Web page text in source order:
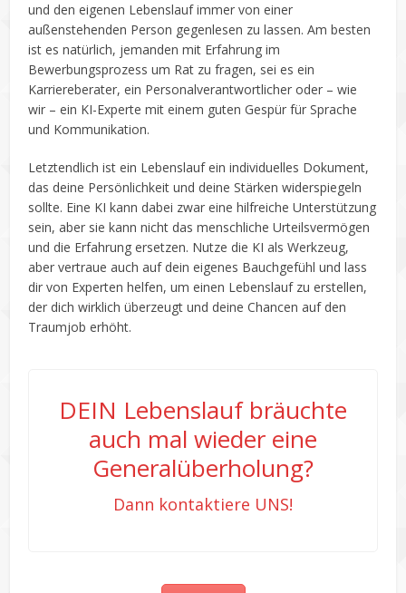
und den eigenen Lebenslauf immer von einer
außenstehenden Person gegenlesen zu lassen. Am besten
ist es natürlich, jemanden mit Erfahrung im
Bewerbungsprozess um Rat zu fragen, sei es ein
Karriereberater, ein Personalverantwortlicher oder – wie
wir – ein KI-Experte mit einem guten Gespür für Sprache
und Kommunikation.
Letztendlich ist ein Lebenslauf ein individuelles Dokument,
das deine Persönlichkeit und deine Stärken widerspiegeln
sollte. Eine KI kann dabei zwar eine hilfreiche Unterstützung
sein, aber sie kann nicht das menschliche Urteilsvermögen
und die Erfahrung ersetzen. Nutze die KI als Werkzeug,
aber vertraue auch auf dein eigenes Bauchgefühl und lass
dir von Experten helfen, um einen Lebenslauf zu erstellen,
der dich wirklich überzeugt und deine Chancen auf den
Traumjob erhöht.
DEIN Lebenslauf bräuchte
auch mal wieder eine
Generalüberholung?
Dann kontaktiere UNS!